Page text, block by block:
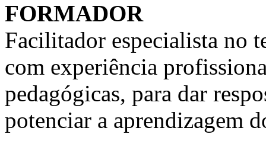
FORMADOR
Facilitador especialista no
com experiência
pedagógicas, para dar
potenciar a aprendizagem